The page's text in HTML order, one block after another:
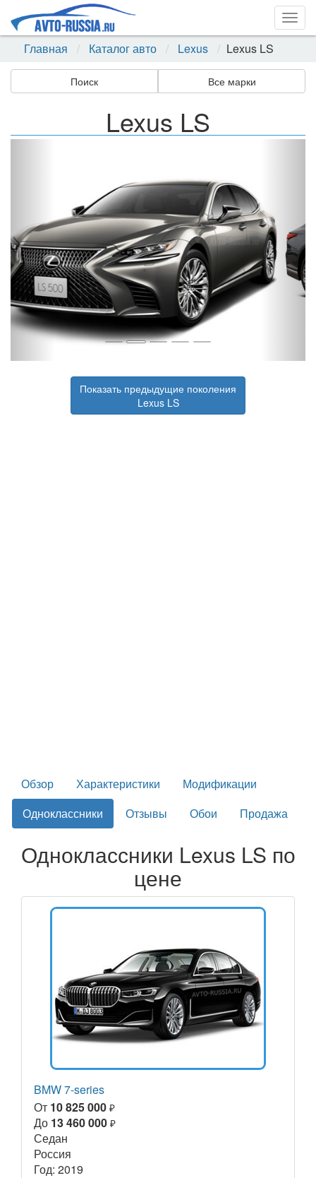
Главная
Каталог авто Lexus Lexus LS
Поиск Все марки
Lexus LS
Показать предыдущие поколения
Lexus LS
Обзор Характеристики
Модификации
Одноклассники
Отзывы Обои Продажа
Одноклассники Lexus LS по
цене
BMW 7-series
От 10 825 000 ₽
До 13 460 000 ₽
Седан
Россия
Год: 2019